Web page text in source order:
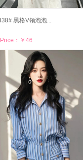
黑格V领泡泡...
： ￥46